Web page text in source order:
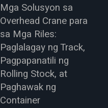
Mga Solusyon sa
Overhead Crane para
sa Mga Riles:
Paglalagay ng Track,
Pagpapanatili ng
Rolling Stock, at
Paghawak ng
Container